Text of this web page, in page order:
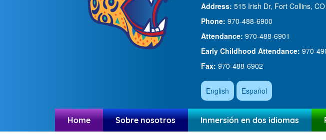
Address: 515 Irish Dr, Fort Collins,
Phone: 970-488-6900
Attendance: 970-488-6901
Early Childhood Attendance: 970-
Fax: 970-488-6902
English Español
Home Sobre nosotros Inmersión en dos idiomas